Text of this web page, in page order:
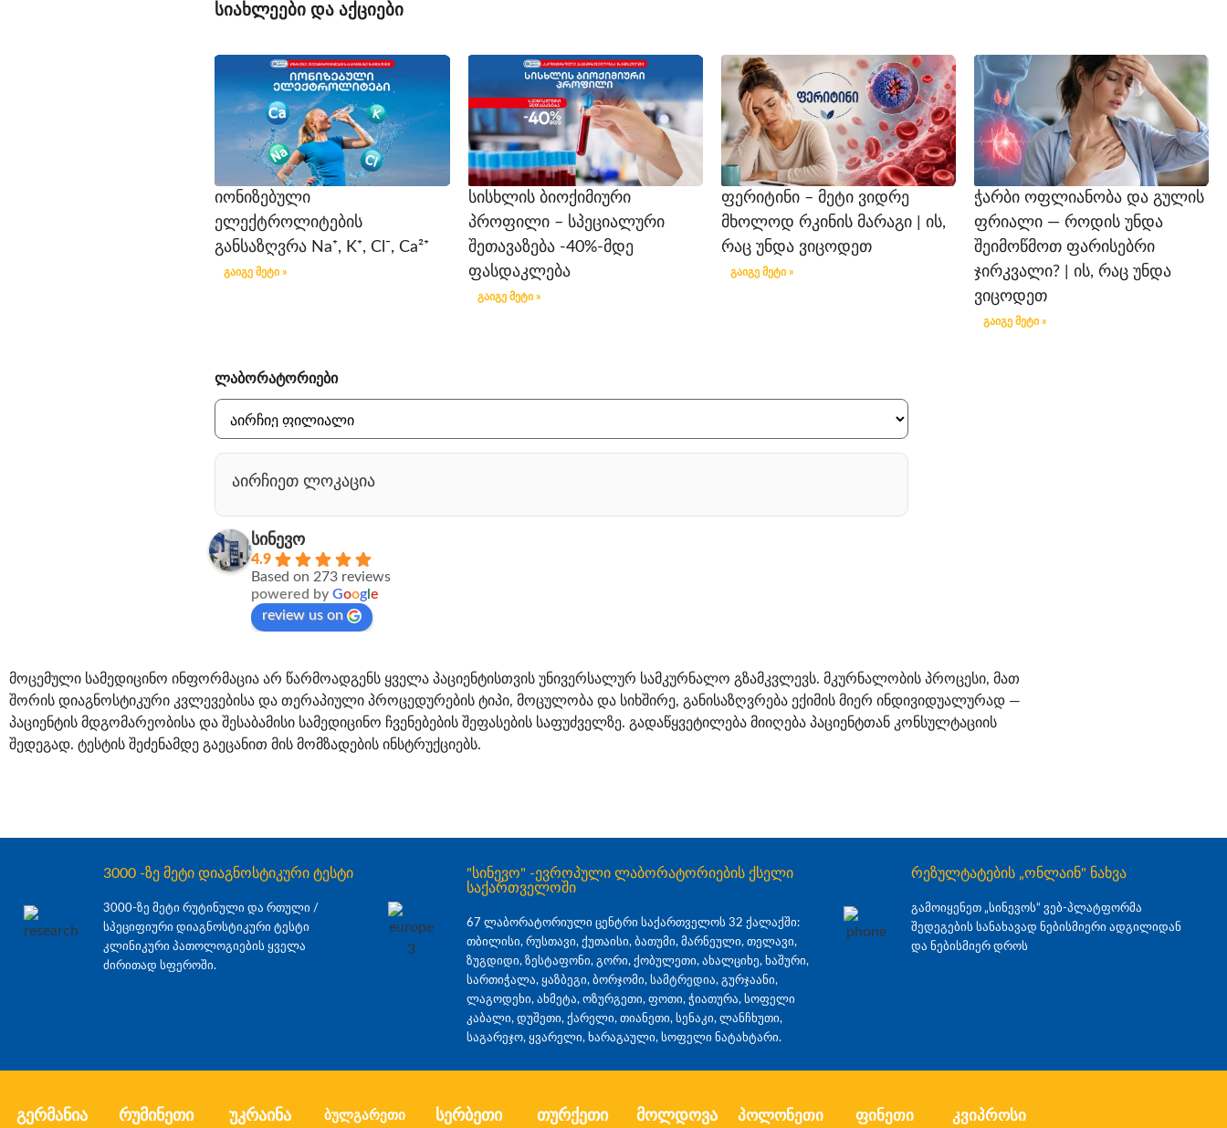
სიახლეები და აქციები
იონიზებული
ელექტროლიტების
განსაზღვრა Na⁺, K⁺, Cl⁻, Ca²⁺
გაიგე მეტი »
სისხლის ბიოქიმიური
პროფილი – სპეციალური
შეთავაზება -40%-მდე
ფასდაკლება
გაიგე მეტი »
ფერიტინი – მეტი ვიდრე
მხოლოდ რკინის მარაგი | ის,
რაც უნდა ვიცოდეთ
გაიგე მეტი »
ჭარბი ოფლიანობა და გულის
ფრიალი — როდის უნდა
შეიმოწმოთ ფარისებრი
ჯირკვალი? | ის, რაც უნდა
ვიცოდეთ
გაიგე მეტი »
ლაბორატორიები
აირჩიეთ ლოკაცია
სინევო
4.9
Based on 273 reviews
powered byGoog le
review us on
მოცემული სამედიცინო ინფორმაცია არ წარმოადგენს ყველა პაციენტისთვის უნივერსალურ სამკურნალო გზამკვლევს. მკურნალობის პროცესი, მათ
შორის დიაგნოსტიკური კვლევებისა და თერაპიული პროცედურების ტიპი, მოცულობა და სიხშირე, განისაზღვრება ექიმის მიერ ინდივიდუალურად —
პაციენტის მდგომარეობისა და შესაბამისი სამედიცინო ჩვენებების შეფასების საფუძველზე. გადაწყვეტილება მიიღება პაციენტთან კონსულტაციის
შედეგად. ტესტის შეძენამდე გაეცანით მის მომზადების ინსტრუქციებს.
3000 -ზე მეტი დიაგნოსტიკური ტესტი
3000-ზე მეტი რუტინული და რთული /
სპეციფიური დიაგნოსტიკური ტესტი
კლინიკური პათოლოგიების ყველა
ძირითად სფეროში.
"სინევო" -ევროპული ლაბორატორიების ქსელი
საქართველოში
67 ლაბორატორიული ცენტრი საქართველოს 32 ქალაქში:
თბილისი, რუსთავი, ქუთაისი, ბათუმი, მარნეული, თელავი,
ზუგდიდი, ზესტაფონი, გორი, ქობულეთი, ახალციხე, ხაშური,
სართიჭალა, ყაზბეგი, ბორჯომი, სამტრედია, გურჯაანი,
ლაგოდეხი, ახმეტა, ოზურგეთი, ფოთი, ჭიათურა, სოფელი
კაბალი, დუშეთი, ქარელი, თიანეთი, სენაკი, ლანჩხუთი,
საგარეჯო, ყვარელი, ხარაგაული, სოფელი ნატახტარი.
რეზულტატების „ონლაინ" ნახვა
გამოიყენეთ „სინევოს“ ვებ-პლატფორმა
შედეგების სანახავად ნებისმიერი ადგილიდან
და ნებისმიერ დროს
გერმანია რუმინეთი უკრაინა ბულგარეთი სერბეთი თურქეთი მოლდოვა პოლონეთი ფინეთი კვიპროსი